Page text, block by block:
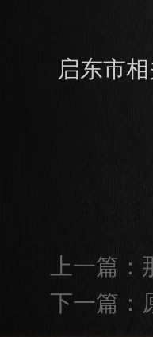
启东市
上一篇：
下一篇：